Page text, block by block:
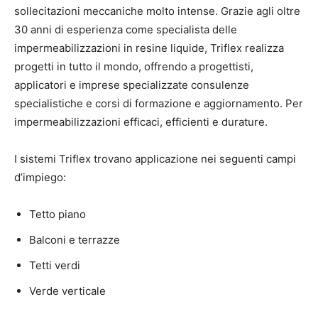
sollecitazioni meccaniche molto intense. Grazie agli oltre
30 anni di esperienza come specialista delle
impermeabilizzazioni in resine liquide, Triflex realizza
progetti in tutto il mondo, offrendo a progettisti,
applicatori e imprese specializzate consulenze
specialistiche e corsi di formazione e aggiornamento. Per
impermeabilizzazioni efficaci, efficienti e durature.
I sistemi Triflex trovano applicazione nei seguenti campi
d’impiego:
Tetto piano
Balconi e terrazze
Tetti verdi
Verde verticale